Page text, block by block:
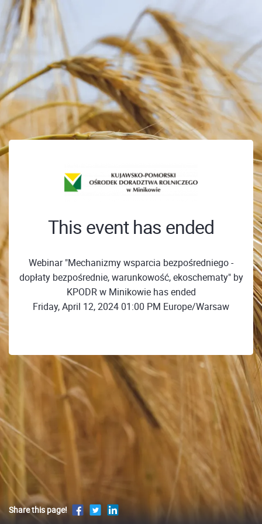
This event has ended
Webinar "Mechanizmy wsparcia bezpośredniego -
dopłaty bezpośrednie, warunkowość, ekoschematy" by
KPODR w Minikowie has ended
Friday, April 12, 2024 01:00 PM Europe/Warsaw
Share this page!